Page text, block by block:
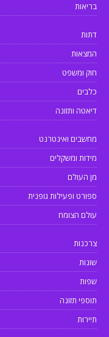
בריאות
דתות
המצאות
חוק ומשפט
כלבים
דיאטה ותזונה
מחשבים ואינטרנט
מידות ומשקלים
מן העולם
ספורט ופעילות גופנית
עולם הצומח
צרכנות
שונות
שפות
תוספי תזונה
תיירות